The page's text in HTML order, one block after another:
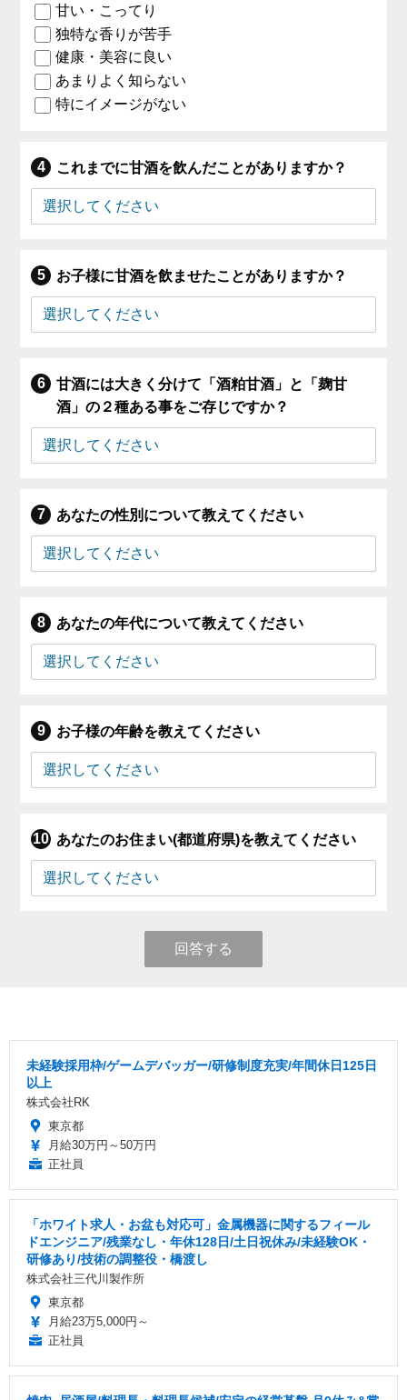
甘い・こってり
独特な香りが苦手
健康・美容に良い
あまりよく知らない
特にイメージがない
これまでに甘酒を飲んだことがありますか？
お子様に甘酒を飲ませたことがありますか？
甘酒には大きく分けて「酒粕甘酒」と「麹甘
酒」の２種ある事をご存じですか？
あなたの性別について教えてください
あなたの年代について教えてください
お子様の年齢を教えてください
あなたのお住まい(都道府県)を教えてください
回答する
未経験採用枠/ゲームデバッガー/研修制度充実/年間休日125日
以上
株式会社RK
東京都
月給30万円～50万円
正社員
「ホワイト求人・お盆も対応可」金属機器に関するフィール
ドエンジニア/残業なし・年休128日/土日祝休み/未経験OK・
研修あり/技術の調整役・橋渡し
株式会社三代川製作所
東京都
月給23万5,000円～
正社員